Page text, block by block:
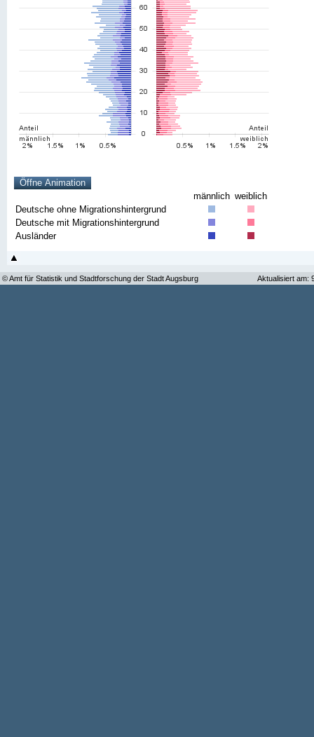
männlich weiblich
Deutsche ohne Migrationshintergrund
Deutsche mit Migrationshintergrund
Ausländer
© Amt für Statistik und Stadtforschung der Stadt Augsburg Aktualisiert am: